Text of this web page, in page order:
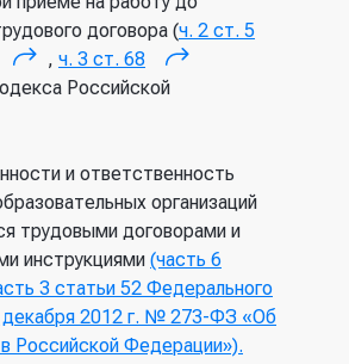
договора (ч. 2 ст. 5
(внешняя ссылка)
, ч. 3 ст. 68
(внешняя
ссылка)
Российской
и ответственность
организаций
трудовыми договорами и
инструкциями (часть 6
3 статьи 52 Федерального
декабря 2012 г. № 273-ФЗ «Об
Российской Федерации»).